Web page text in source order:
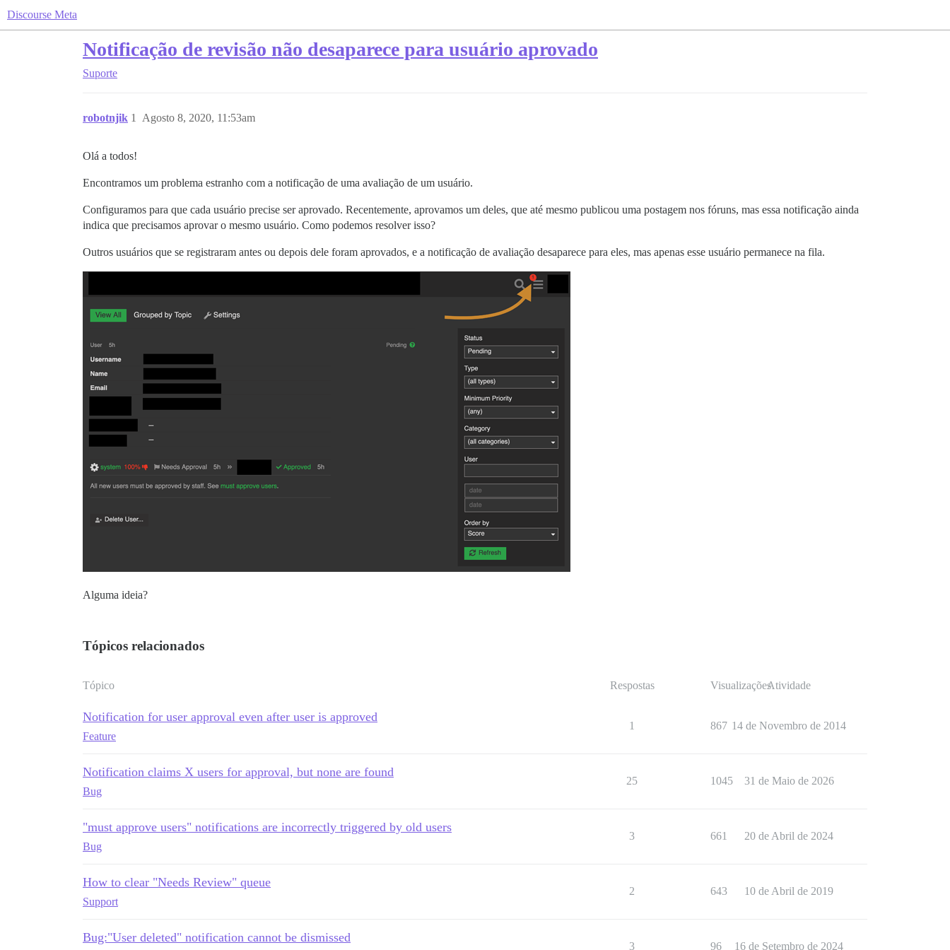
Discourse Meta
Notificação de revisão não desaparece para usuário aprovado
Suporte
robotnjik Agosto 8, 2020, 11:53am
1
Olá a todos!
Encontramos um problema estranho com a notificação de uma avaliação de um usuário.
Configuramos para que cada usuário precise ser aprovado. Recentemente, aprovamos um deles, que até mesmo publicou uma postagem nos fóruns, mas essa notificação ainda
indica que precisamos aprovar o mesmo usuário. Como podemos resolver isso?
Outros usuários que se registraram antes ou depois dele foram aprovados, e a notificação de avaliação desaparece para eles, mas apenas esse usuário permanece na fila.
Alguma ideia?
Tópicos relacionados
Tópico Respostas VisualizaçõesAtividade
Notification for user approval even after user is approved
Feature
1 867 14 de Novembro de 2014
Notification claims X users for approval, but none are found
Bug
25 1045 31 de Maio de 2026
"must approve users" notifications are incorrectly triggered by old users
Bug
3 661 20 de Abril de 2024
How to clear "Needs Review" queue
Support
2 643 10 de Abril de 2019
Bug:"User deleted" notification cannot be dismissed
3 96 16 de Setembro de 2024